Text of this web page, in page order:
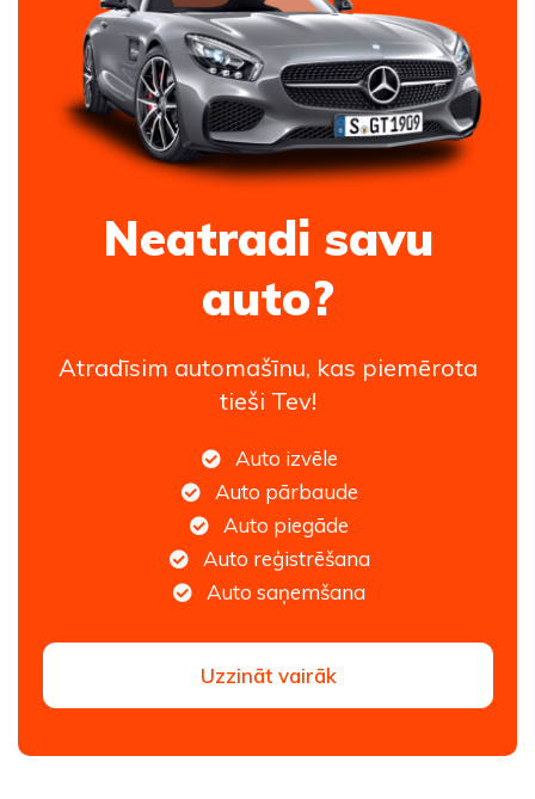
Neatradi savu
auto?
Atradīsim automašīnu, kas piemērota
tieši Tev!
Auto izvēle
Auto pārbaude
Auto piegāde
Auto reģistrēšana
Auto saņemšana
Uzzināt vairāk